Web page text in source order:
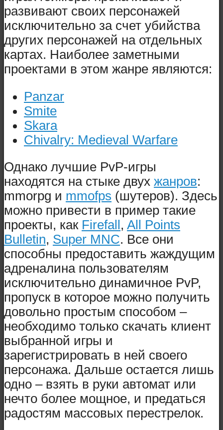
развивают своих персонажей
исключительно за счет убийства
других персонажей на отдельных
картах. Наиболее заметными
проектами в этом жанре являются:
Panzar
Smite
Skara
Chivalry: Medieval Warfare
Однако лучшие PvP-игры
находятся на стыке двух жанров:
mmorpg и mmofps (шутеров). Здесь
можно привести в пример такие
проекты, как Firefall , All Points
Bulletin, Super MNC. Все они
способны предоставить жаждущим
адреналина пользователям
исключительно динамичное PvP,
пропуск в которое можно получить
довольно простым способом –
необходимо только скачать клиент
выбранной игры и
зарегистрировать в ней своего
персонажа. Дальше остается лишь
одно – взять в руки автомат или
нечто более мощное, и предаться
радостям массовых перестрелок.